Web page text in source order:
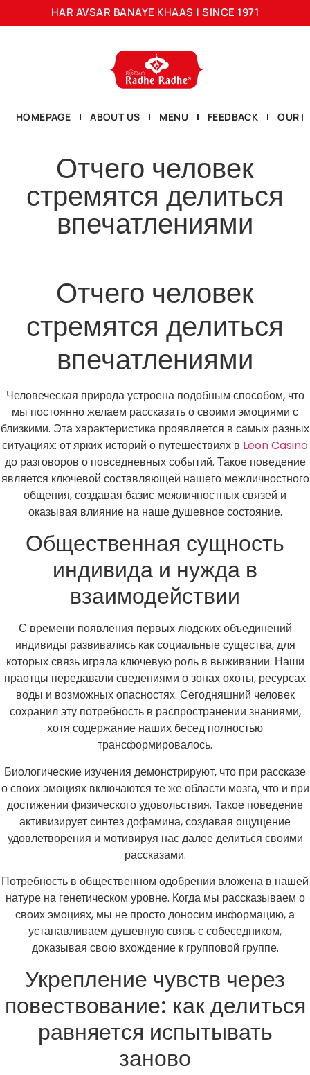
HAR AVSAR BANAYE KHAAS | SINCE 1971
HOMEPAGE ABOUT US MENU FEEDBACK OUR
Отчего человек
стремятся делиться
впечатлениями
Отчего человек
стремятся делиться
впечатлениями
Человеческая природа устроена подобным способом, что
мы постоянно желаем рассказать о своими эмоциями с
близкими. Эта характеристика проявляется в самых разных
ситуациях: от ярких историй о путешествиях в Leon Casino
до разговоров о повседневных событий. Такое поведение
является ключевой составляющей нашего межличностного
общения, создавая базис межличностных связей и
оказывая влияние на наше душевное состояние.
Общественная сущность
индивида и нужда в
взаимодействии
С времени появления первых людских объединений
индивиды развивались как социальные существа, для
которых связь играла ключевую роль в выживании. Наши
праотцы передавали сведениями о зонах охоты, ресурсах
воды и возможных опасностях. Сегодняшний человек
сохранил эту потребность в распространении знаниями,
хотя содержание наших бесед полностью
трансформировалось.
Биологические изучения демонстрируют, что при рассказе
о своих эмоциях включаются те же области мозга, что и при
достижении физического удовольствия. Такое поведение
активизирует синтез дофамина, создавая ощущение
удовлетворения и мотивируя нас далее делиться своими
рассказами.
Потребность в общественном одобрении вложена в нашей
натуре на генетическом уровне. Когда мы рассказываем о
своих эмоциях, мы не просто доносим информацию, а
устанавливаем душевную связь с собеседником,
доказывая свою вхождение к групповой группе.
Укрепление чувств через
повествование: как делиться
равняется испытывать
заново